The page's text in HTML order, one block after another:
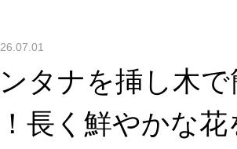
タナを挿し木
長く鮮やかな花